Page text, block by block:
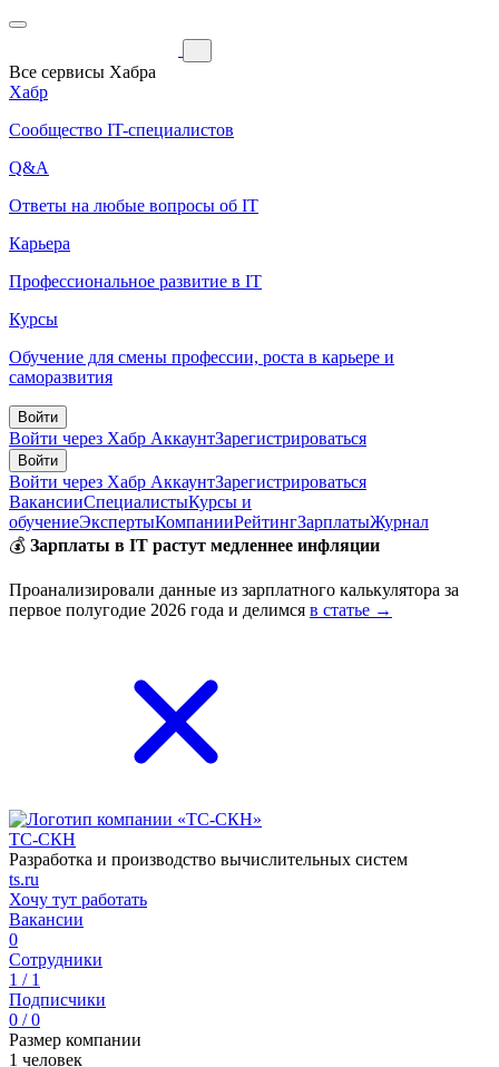
Все сервисы Хабра
Хабр
Сообщество IT-специалистов
Q&A
Ответы на любые вопросы об IT
Карьера
Профессиональное развитие в IT
Курсы
Обучение для смены профессии, роста в карьере и
саморазвития
Войти
Войти через Хабр АккаунтЗарегистрироваться
Войти
Войти через Хабр АккаунтЗарегистрироваться
ВакансииСпециалистыКурсы и
обучениеЭкспертыКомпанииРейтингЗарплатыЖурнал
💰 Зарплаты в IT растут медленнее инфляции
Проанализировали данные из зарплатного калькулятора за
первое полугодие 2026 года и делимся в статье →
ТС-СКН
Разработка и производство вычислительных систем
ts.ru
Хочу тут работать
Вакансии
0
Сотрудники
1 / 1
Подписчики
0 / 0
Размер компании
1 человек